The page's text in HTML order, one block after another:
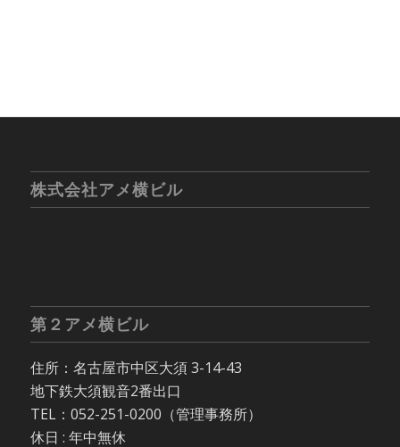
株式会社アメ横ビル
第２アメ横ビル
住所：名古屋市中区大須 3-14-43
地下鉄大須観音2番出口
TEL：052-251-0200（管理事務所）
休日 : 年中無休